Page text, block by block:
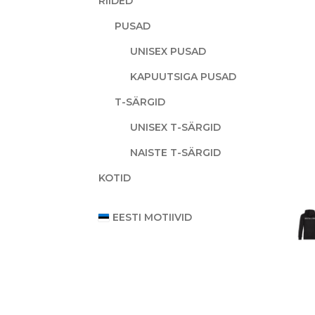
PUSAD
UNISEX PUSAD
KAPUUTSIGA PUSAD
T-SÄRGID
UNISEX T-SÄRGID
NAISTE T-SÄRGID
KOTID
EESTI MOTIIVID